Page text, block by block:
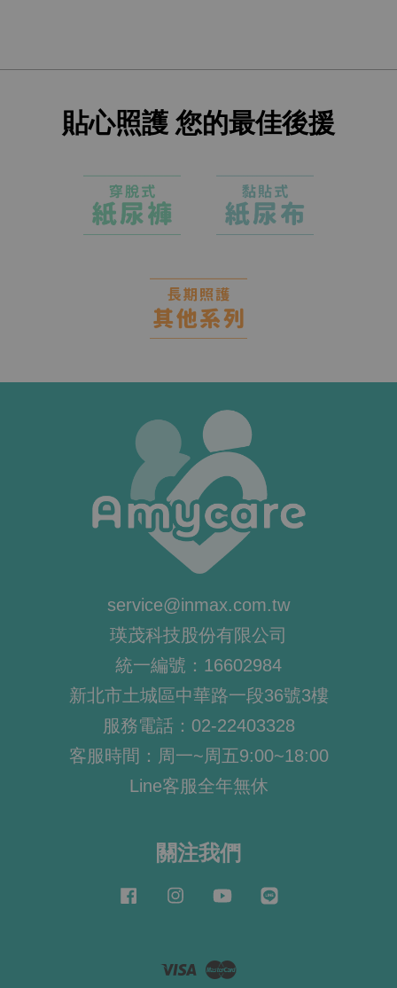
貼心照護 您的最佳後援
service@inmax.com.tw
瑛茂科技股份有限公司
統一編號：16602984
新北市土城區中華路一段36號3樓
服務電話：02-22403328
客服時間：周一~周五9:00~18:00
Line客服全年無休
關注我們
Facebook Instagram YouTube
Visa